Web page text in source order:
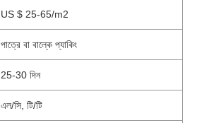
US $ 25-65/m2
পাত্রে বা বাল্কে প্যাকিং
25-30 দিন
এল/সি, টি/টি